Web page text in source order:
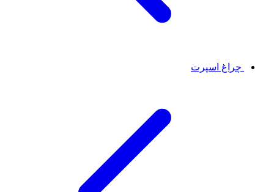
چراغ اسپرت